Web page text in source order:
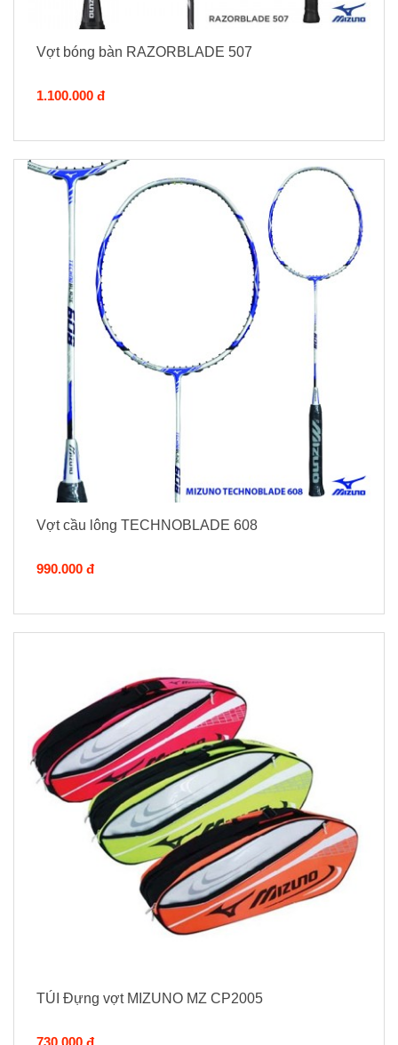
Vợt bóng bàn RAZORBLADE 507
1.100.000 đ
Vợt cầu lông TECHNOBLADE 608
990.000 đ
TÚI Đựng vợt MIZUNO MZ CP2005
730.000 đ